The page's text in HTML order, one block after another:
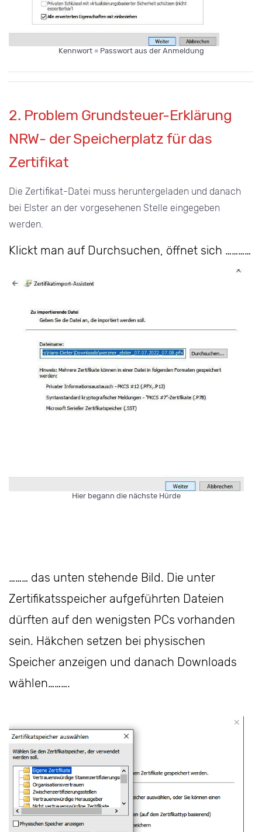
Kennwort = Passwort aus der Anmeldung
2. Problem Grundsteuer-Erklärung
NRW- der Speicherplatz für das
Zertifikat
Die Zertifikat-Datei muss heruntergeladen und danach
bei Elster an der vorgesehenen Stelle eingegeben
werden.
Klickt man auf Durchsuchen, öffnet sich …………
Hier begann die nächste Hürde
……… das unten stehende Bild. Die unter
Zertifikatsspeicher aufgeführten Dateien
dürften auf den wenigsten PCs vorhanden
sein. Häkchen setzen bei physischen
Speicher anzeigen und danach Downloads
wählen……….